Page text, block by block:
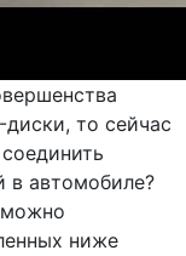
то сейчас
в автомобиле?
ниже